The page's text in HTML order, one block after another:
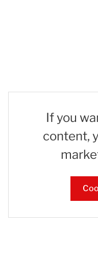
If you
content,